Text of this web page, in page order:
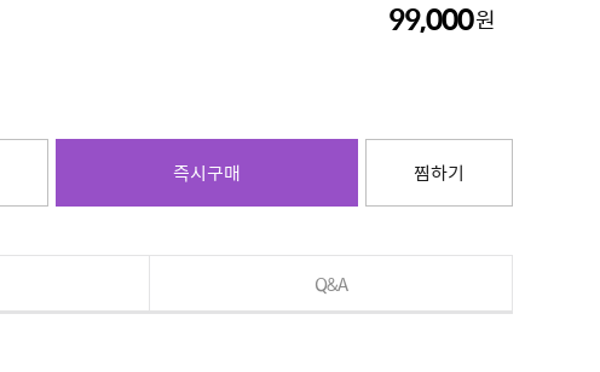
99,000원
즉시구매 찜하기
Q&A